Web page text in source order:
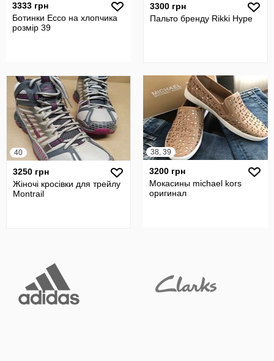
3333 грн
Ботинки Ессо на хлопчика
розмір 39
3300 грн
Пальто бренду Rikki Hype
40
3250 грн
Жіночі кросівки для трейлу
Montrail
38, 39
3200 грн
Мокасины michael kors
оригинал